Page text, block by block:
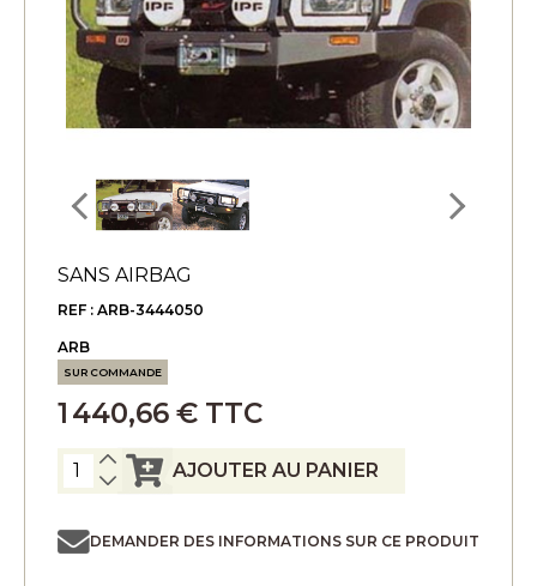
SANS AIRBAG
REF : ARB-3444050
ARB
SUR COMMANDE
1 440,66 € TTC
AJOUTER AU PANIER
DEMANDER DES INFORMATIONS SUR CE PRODUIT